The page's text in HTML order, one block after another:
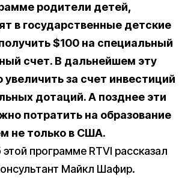
родители детей,
в государственные детские
$100 на специальный
счет. В дальнейшем эту
за счет инвестиций
дотаций. А позднее эти
потратить на образование
не только в США.
программе RTVI рассказал
Майкл Шафир.